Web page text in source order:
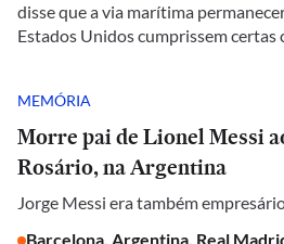
disse que a via marítima
Estados Unidos cumprissem certas
MEMÓRIA
Morre pai de Lionel Messi
Rosário, na Argentina
Jorge Messi era também
Barcelona, Argentina, Real